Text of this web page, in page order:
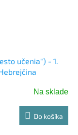
Na sklade
Do košíka